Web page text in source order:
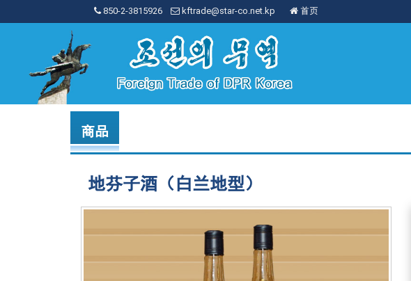
850-2-3815926 kftrade@star-co.net.kp 首页
商品
地芬子酒（白兰地型）